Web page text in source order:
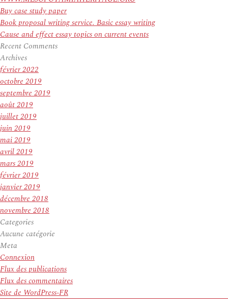
Buy case study paper
Book proposal writing service. Basic essay writing
Cause and effect essay topics on current events
Recent Comments
Archives
février 2022
octobre 2019
septembre 2019
août 2019
juillet 2019
juin 2019
mai 2019
avril 2019
mars 2019
février 2019
janvier 2019
décembre 2018
novembre 2018
Categories
Aucune catégorie
Meta
Connexion
Flux des publications
Flux des commentaires
Site de WordPress-FR